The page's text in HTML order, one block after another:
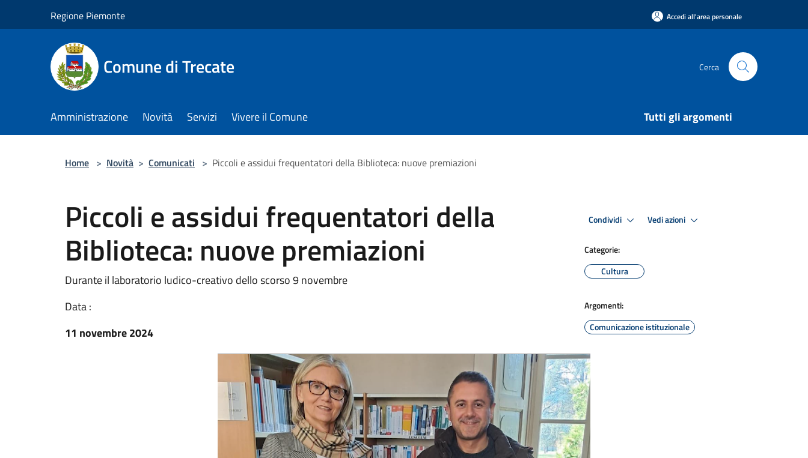
Regione Piemonte Accedi all'area personale
Comune di Trecate Cerca
Amministrazione Novità Servizi Vivere il Comune Tutti gli argomenti
Home > Novità > Comunicati > Piccoli e assidui frequentatori della Biblioteca: nuove premiazioni
Piccoli e assidui frequentatori della
Biblioteca: nuove premiazioni
Durante il laboratorio ludico-creativo dello scorso 9 novembre
Data :
11 novembre 2024
Condividi Vedi azioni
Categorie:
Cultura
Argomenti:
Comunicazione istituzionale